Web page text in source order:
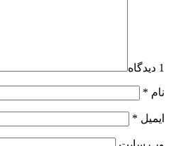
1 دیدگاه
نام *
ایمیل *